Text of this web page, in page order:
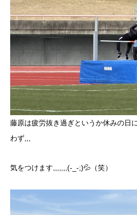
藤原は疲労抜き過ぎというか休みの日
わず,,,
気をつけます,,,,,,,(-_-;)💦（笑）